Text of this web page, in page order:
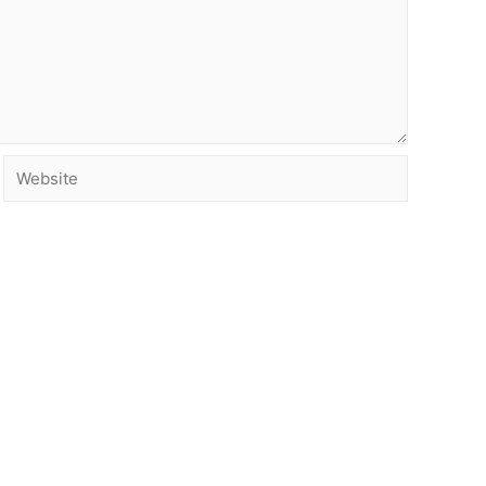
Website